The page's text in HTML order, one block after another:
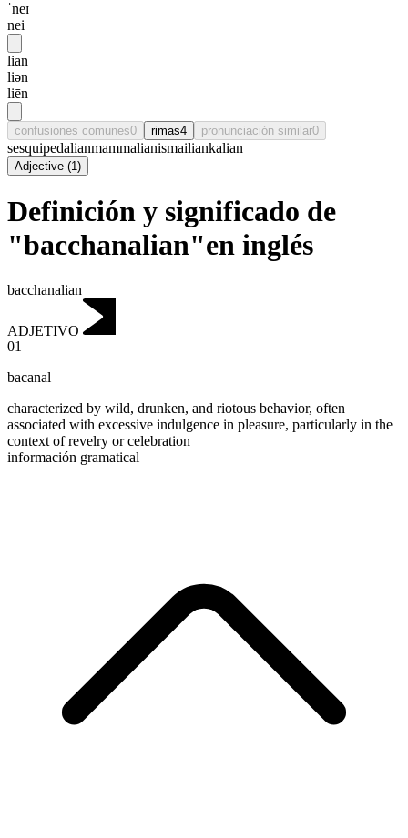
ˈneɪ
nei
lian
liən
liēn
confusiones comunes0 rimas4 pronunciación similar0
sesquipedalianmammalianismailiankalian
Adjective (1)
Definición y significado de
"bacchanalian"en inglés
bacchanalian
ADJETIVO
01
bacanal
characterized by wild, drunken, and riotous behavior, often
associated with excessive indulgence in pleasure, particularly in the
context of revelry or celebration
información gramatical